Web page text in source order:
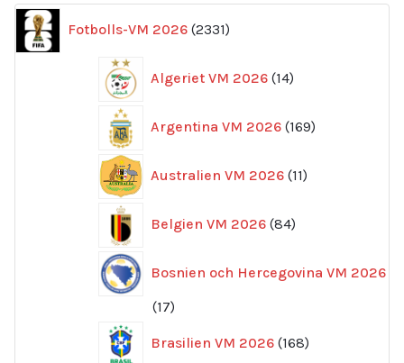
Fotbolls-VM 2026 2331
produkter
Algeriet VM 2026 14
produkter
Argentina VM 2026 169
produkter
Australien VM 2026 11
produkter
Belgien VM 2026 84
produkter
Bosnien och Hercegovina VM 2026
1717
Brasilien VM 2026 168
produkter